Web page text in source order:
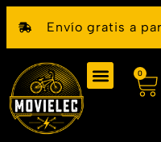
Envío gratis a
0